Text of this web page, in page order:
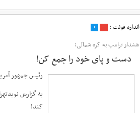
اندازه فونت : –
+
هشدار ترامپ به کره شمالی:
دست و پای خود را جمع کن!
رئیس جمهور
به گزارش
کند!